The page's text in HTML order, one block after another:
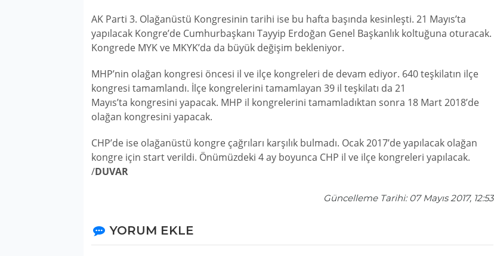
AK Parti 3. Olağanüstü Kongresinin tarihi ise bu hafta başında kesinleşti. 21 Mayıs’ta
yapılacak Kongre’de Cumhurbaşkanı Tayyip Erdoğan Genel Başkanlık koltuğuna oturacak.
Kongrede MYK ve MKYK’da da büyük değişim bekleniyor.
MHP’nin olağan kongresi öncesi il ve ilçe kongreleri de devam ediyor. 640 teşkilatın ilçe
kongresi tamamlandı. İlçe kongrelerini tamamlayan 39 il teşkilatı da 21
Mayıs’ta kongresini yapacak. MHP il kongrelerini tamamladıktan sonra 18 Mart 2018’de
olağan kongresini yapacak.
CHP’de ise olağanüstü kongre çağrıları karşılık bulmadı. Ocak 2017’de yapılacak olağan
kongre için start verildi. Önümüzdeki 4 ay boyunca CHP il ve ilçe kongreleri yapılacak.
/DUVAR
Güncelleme Tarihi: 07 Mayıs 2017, 12:53
YORUM EKLE